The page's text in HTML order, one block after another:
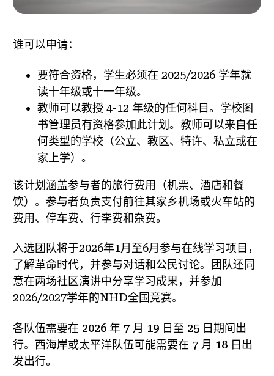
谁可以申请：
要符合资格，学生必须在 2025/2026 学年就
读十年级或十一年级。
教师可以教授 4-12 年级的任何科目。学校图
书管理员有资格参加此计划。教师可以来自任
何类型的学校（公立、教区、特许、私立或在
家上学）。
该计划涵盖参与者的旅行费用（机票、酒店和餐
饮）。参与者负责支付前往其家乡机场或火车站的
费用、停车费、行李费和杂费。
入选团队将于2026年1月至6月参与在线学习项目，
了解革命时代，并参与对话和公民讨论。团队还同
意在两场社区演讲中分享学习成果，并参加
2026/2027学年的NHD全国竞赛。
各队伍需要在 2026 年 7 月 19 日至 25 日期间出
行。西海岸或太平洋队伍可能需要在 7 月 18 日出
发出行。